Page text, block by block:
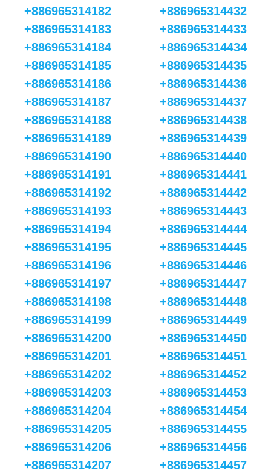
+886965314182
+886965314183
+886965314184
+886965314185
+886965314186
+886965314187
+886965314188
+886965314189
+886965314190
+886965314191
+886965314192
+886965314193
+886965314194
+886965314195
+886965314196
+886965314197
+886965314198
+886965314199
+886965314200
+886965314201
+886965314202
+886965314203
+886965314204
+886965314205
+886965314206
+886965314207
+886965314432
+886965314433
+886965314434
+886965314435
+886965314436
+886965314437
+886965314438
+886965314439
+886965314440
+886965314441
+886965314442
+886965314443
+886965314444
+886965314445
+886965314446
+886965314447
+886965314448
+886965314449
+886965314450
+886965314451
+886965314452
+886965314453
+886965314454
+886965314455
+886965314456
+886965314457